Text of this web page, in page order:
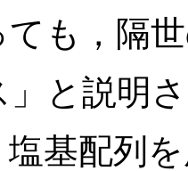
も，隔
」と説明
基配列